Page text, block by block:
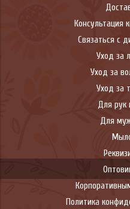
Консультация
Связаться с
Уход за
Уход за
Уход за
Для рук
Для
Политика